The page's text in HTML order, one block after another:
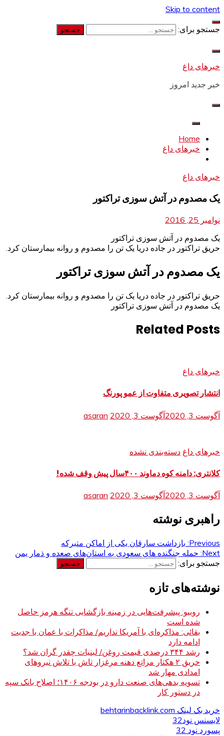
Skip to content
جستجو برای:
خبرهای داغ
خبر جدید امروز
Home
خبرهای داغ
خبرهای داغ
یک مصدوم در آتش سوزی تراکتور
نوامبر 25, 2016
یک مصدوم در آتش سوزی تراکتور
حريق تراكتور در جاده دریا یک تن را مصدوم و روانه بیمارستان کرد.
یک مصدوم در آتش سوزی تراکتور
حريق تراكتور در جاده دریا یک تن را مصدوم و روانه بیمارستان کرد.
یک مصدوم در آتش سوزی تراکتور
Related Posts
خبرهای داغ
انتشار تصویری متفاوت از عمو پورنگ
آگوست 3, 2020 آگوست 3, 2020 asaran
خبرهای داغ دسته‌بندی نشده
کلانتری: دامنه کوه دماوند ۴۰۰سال پیش وقف شده!
آگوست 3, 2020 آگوست 3, 2020 asaran
راهبری نوشته
Previous: بازداشت سارقان یكی از اماکن متبرکه
Next: حمله جنگنده های سعودی به استان‌های صعده و ذمار یمن
جستجو برای:
نوشته‌های تازه
روبیو: پیشرفت‌هایی در زمینه بازگشایی تنگه هرمز حاصل
شده است
بقائی: مذاکره‌ای با آمریکا نداریم/ مذاکرات با عمان با جدیت
ادامه دارد
رشد ۳۴۴ درصدی قیمت روغن/ لبنیات چقدر گران شد؟
حریق ۲ هکتار مراتع دهنه مرغزار تاش با تلاش نیروهای
امدادی مهار شد
تسویه بدهی‌های صنعت دارو در بودجه ۱۴۰۶؛ اصلاح بانک سپه
در دستور کار
خرید بک لینک behtarinbacklink.com
لایسنس نود32
پسورد نود 32